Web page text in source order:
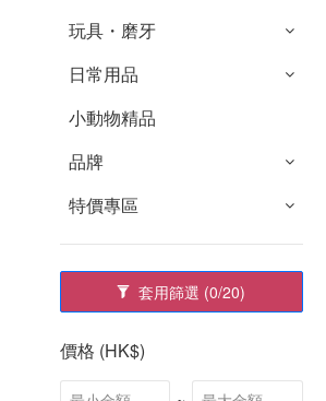
玩具・磨牙
日常用品
小動物精品
品牌
特價專區
套用篩選 (0/20)
價格 (HK$)